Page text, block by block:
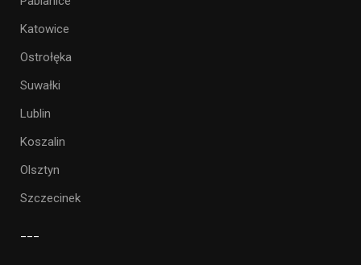
Katowice
Ostrołęka
Suwałki
Lublin
Koszalin
Olsztyn
Szczecinek